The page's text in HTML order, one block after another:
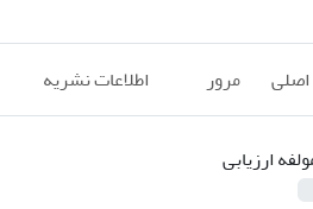
مرور اطلاعات نشریه
ارزیابی